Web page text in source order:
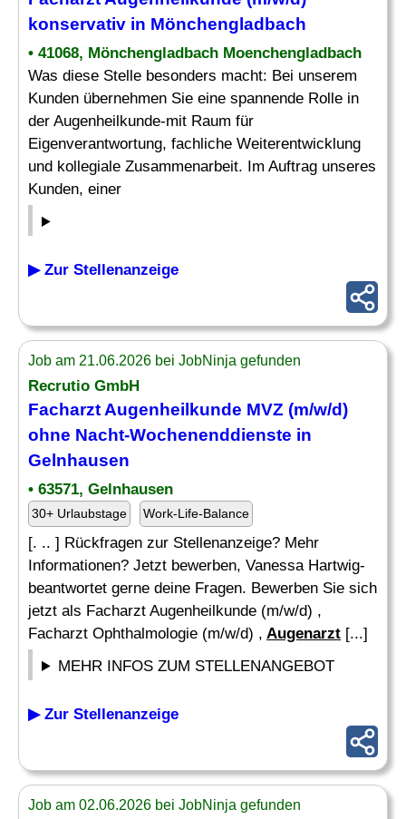
konservativ in Mönchengladbach
• 41068, Mönchengladbach Moenchengladbach
Was diese Stelle besonders macht: Bei unserem
Kunden übernehmen Sie eine spannende Rolle in
der Augenheilkunde-mit Raum für
Eigenverantwortung, fachliche Weiterentwicklung
und kollegiale Zusammenarbeit. Im Auftrag unseres
Kunden, einer
▶ Zur Stellenanzeige
Job am 21.06.2026 bei JobNinja gefunden
Recrutio GmbH
Facharzt Augenheilkunde MVZ (m/w/d)
ohne Nacht-Wochenenddienste in
Gelnhausen
• 63571, Gelnhausen
30+ Urlaubstage Work-Life-Balance
[. .. ] Rückfragen zur Stellenanzeige? Mehr
Informationen? Jetzt bewerben, Vanessa Hartwig-
beantwortet gerne deine Fragen. Bewerben Sie sich
jetzt als Facharzt Augenheilkunde (m/w/d) ,
Facharzt Ophthalmologie (m/w/d) , Augenarzt [...]
MEHR INFOS ZUM STELLENANGEBOT
▶ Zur Stellenanzeige
Job am 02.06.2026 bei JobNinja gefunden